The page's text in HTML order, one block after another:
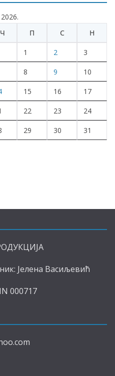
Ч П С Н
1 2 3
8 9 10
15 16 17
22 23 24
29 30 31
Јелена Васиљевић
000717